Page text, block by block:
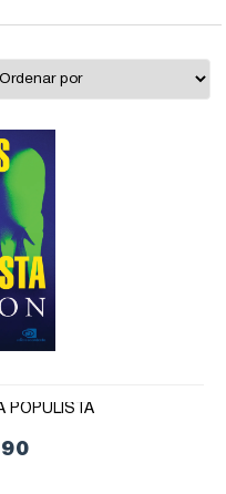
POPULISTA